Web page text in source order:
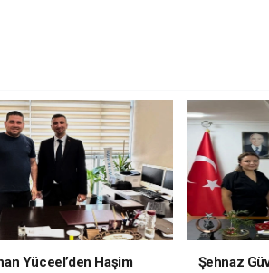
Yüceel’den Haşim
Şehnaz